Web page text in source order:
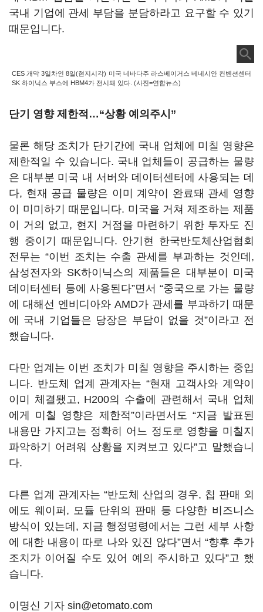
국내 기업에 관세 부담을 분담하라고 요구할 수 있기
때문입니다.
CES 개막 3일차인 8일(현지시각) 미국 네바다주 라스베이거스 베네시안 컨벤션센터
SK 하이닉스 부스에 HBM4가 전시돼 있다. (사진=연합뉴스)
단기 영향 제한적…“상황 예의주시”
물론 해당 조치가 단기간에 국내 업체에 미칠 영향은
제한적일 수 있습니다. 국내 업체들이 공급하는 물량
은 대부분 미국 내 서버와 데이터센터에 사용되는 데
다, 현재 공급 물량은 이미 계약이 완료돼 관세 영향
이 미미하기 때문입니다. 미국을 거쳐 제조하는 제품
이 거의 없고, 현지 거점을 마련하기 위한 투자도 진
행 중이기 때문입니다. 안기현 한국반도체산업협회
전무는 “이번 조치는 수출 관세를 부과하는 것인데,
삼성전자와 SK하이닉스의 제품들은 대부분이 미국
데이터센터 등에 사용된다”면서 “중국으로 가는 물량
에 대해선 엔비디아와 AMD가 관세를 부과하기 때문
에 국내 기업들은 당장은 부담이 없을 것”이라고 전
했습니다.
다만 업계는 이번 조치가 미칠 영향을 주시하는 중입
니다. 반도체 업계 관계자는 “현재 고객사와 계약이
이미 체결됐고, H200의 수출에 관련해서 국내 업체
에게 미칠 영향은 제한적”이라면서도 “지금 발표된
내용만 가지고는 정확히 어느 정도로 영향을 미칠지
파악하기 어려워 상황을 지켜보고 있다”고 말했습니
다.
다른 업계 관계자는 “반도체 산업의 경우, 칩 판매 외
에도 웨이퍼, 모듈 단위의 판매 등 다양한 비즈니스
방식이 있는데, 지금 행정명령에서는 그런 세부 사항
에 대한 내용이 따로 나와 있진 않다”면서 “향후 추가
조치가 이어질 수도 있어 예의 주시하고 있다”고 했
습니다.
이명신 기자 sin@etomato.com